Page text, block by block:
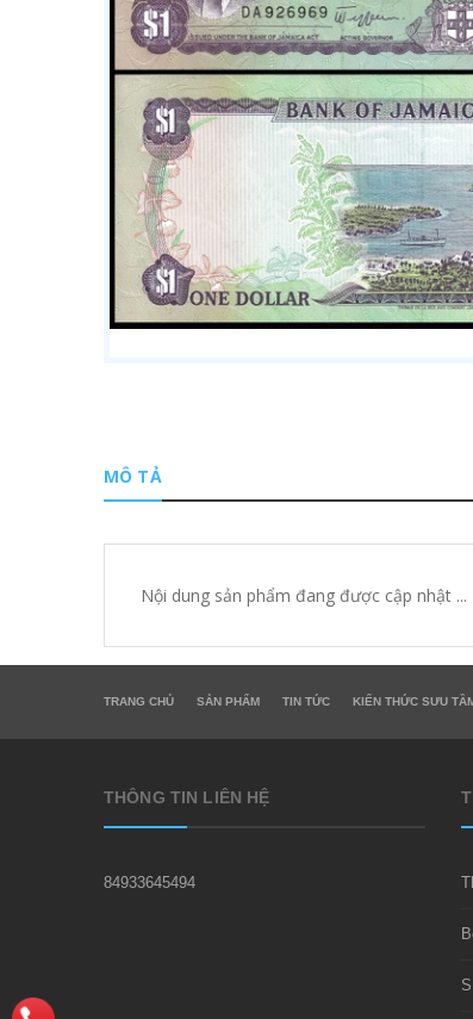
MÔ TẢ
Nội dung sản phẩm đang được cập nhật ...
TRANG CHỦ SẢN PHẨM TIN TỨC KIẾN THỨC SƯU
THÔNG TIN LIÊN HỆ
84933645494